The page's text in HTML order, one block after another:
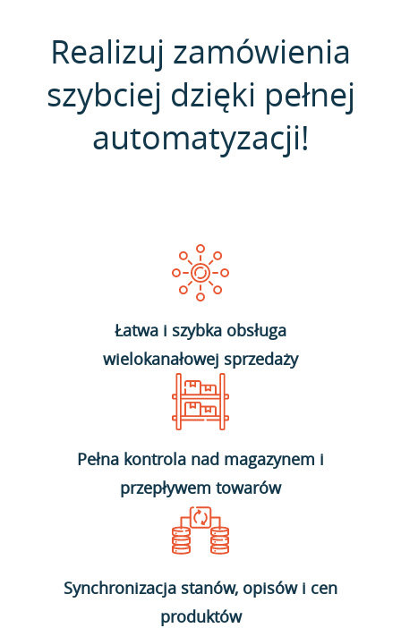
Realizuj zamówienia
szybciej dzięki pełnej
automatyzacji!
Łatwa i szybka obsługa
wielokanałowej sprzedaży
Pełna kontrola nad magazynem i
przepływem towarów
Synchronizacja stanów, opisów i cen
produktów